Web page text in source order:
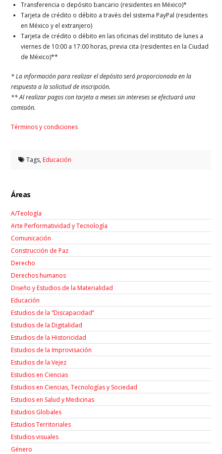
Transferencia o depósito bancario (residentes en México)*
Tarjeta de crédito o débito a través del sistema PayPal (residentes
en México y el extranjero)
Tarjeta de crédito o débito en las oficinas del instituto de lunes a
viernes de 10:00 a 17:00 horas, previa cita (residentes en la Ciudad
de México)**
* La información para realizar el depósito será proporcionada en la
respuesta a la solicitud de inscripción.
** Al realizar pagos con tarjeta a meses sin intereses se efectuará una
comisión.
Términos y condiciones
Tags,Educación
Áreas
A/Teología
Arte Performatividad y Tecnología
Comunicación
Construcción de Paz
Derecho
Derechos humanos
Diseño y Estudios de la Materialidad
Educación
Estudios de la “Discapacidad”
Estudios de la Digitalidad
Estudios de la Historicidad
Estudios de la Improvisación
Estudios de la Vejez
Estudios en Ciencias
Estudios en Ciencias, Tecnologías y Sociedad
Estudios en Salud y Medicinas
Estudios Globales
Estudios Territoriales
Estudios visuales
Género